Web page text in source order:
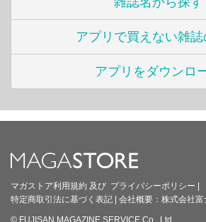
アプリで買えない雑誌
アプリをダウンロ
マガストア利用規約 及び プライバシーポリシー
特定商取引法に基づく表記
会社概要： 株式会社富
© FUJISAN MAGAZINE SERVICE Co., Ltd.